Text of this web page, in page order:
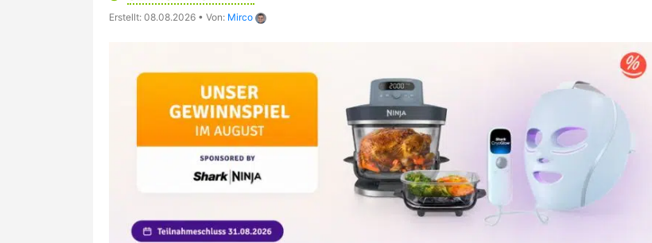
Erstellt: 08.08.2026 • Von: Mirco